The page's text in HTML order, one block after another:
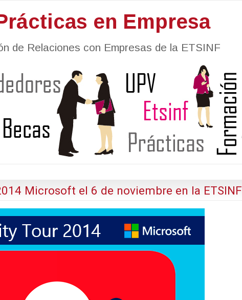
en Empresa
de Relaciones con Empresas de la ETSINF
Microsoft el 6 de noviembre en la ETSINF